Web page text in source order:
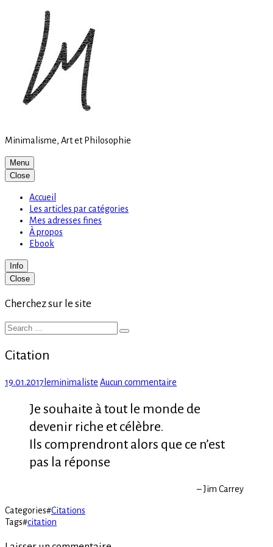
Minimalisme, Art et Philosophie
Menu
Close
Accueil
Les articles par catégories
Mes adresses fines
À propos
Ebook
Info
Primary
Sidebar
Close
Cherchez sur le site
Search
Search
Citation
Posted
19.01.2017 Author
leminimaliste Aucun commentaire
Je souhaite à tout le monde de
devenir riche et célèbre.
Ils comprendront alors que ce n’est
pas la réponse
– Jim Carrey
Categories#Citations
Tags#citation